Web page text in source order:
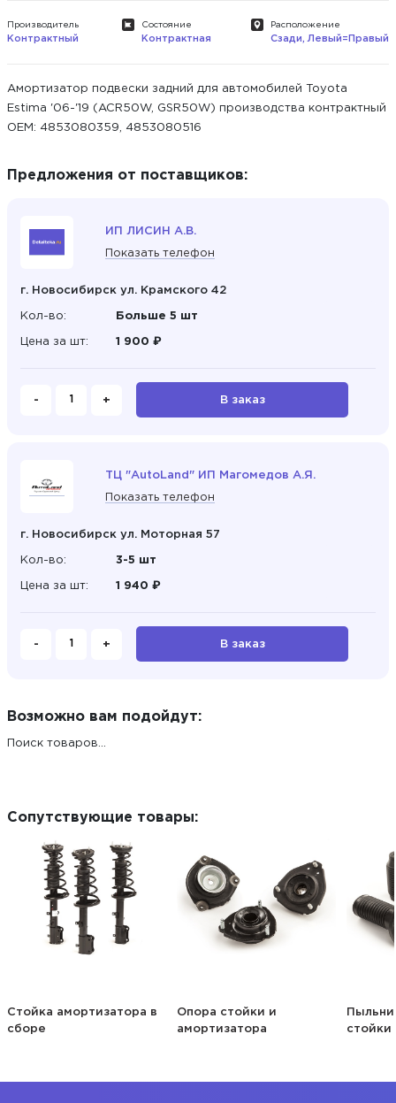
Производитель
Контрактный
Состояние
Контрактная
Расположение
Сзади, Левый=Правый
Амортизатор подвески задний для автомобилей Toyota
Estima '06-'19 (ACR50W, GSR50W) производства контрактный
ОЕМ: 4853080359, 4853080516
Предложения от поставщиков:
ИП ЛИСИН А.В.
Показать телефон
г. Новосибирск ул. Крамского 42
Кол-во: Больше 5 шт
Цена за шт: 1 900 ₽
- + В заказ
ТЦ "AutoLand" ИП Магомедов А.Я.
Показать телефон
г. Новосибирск ул. Моторная 57
Кол-во: 3-5 шт
Цена за шт: 1 940 ₽
- + В заказ
Возможно вам подойдут:
Поиск товаров...
Сопутствующие товары:
Стойка амортизатора в
сборе
Опора стойки и
амортизатора
стойки